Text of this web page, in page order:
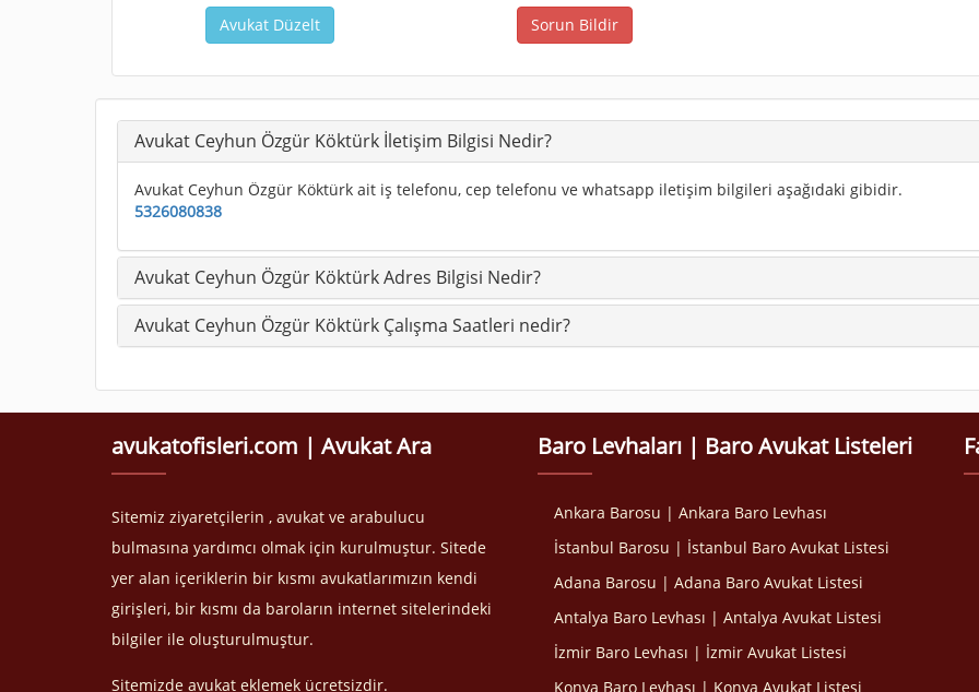
Avukat Düzelt Sorun Bildir
Avukat Ceyhun Özgür Köktürk İletişim Bilgisi Nedir?
Avukat Ceyhun Özgür Köktürk ait iş telefonu, cep telefonu ve whatsapp iletişim bilgileri aşağıdaki gibidir.
5326080838
Avukat Ceyhun Özgür Köktürk Adres Bilgisi Nedir?
Avukat Ceyhun Özgür Köktürk Çalışma Saatleri nedir?
avukatofisleri.com | Avukat Ara
Sitemiz ziyaretçilerin , avukat ve arabulucu
bulmasına yardımcı olmak için kurulmuştur. Sitede
yer alan içeriklerin bir kısmı avukatlarımızın kendi
girişleri, bir kısmı da baroların internet sitelerindeki
bilgiler ile oluşturulmuştur.
Sitemizde avukat eklemek ücretsizdir.
Baro Levhaları | Baro Avukat Listeleri
Ankara Barosu | Ankara Baro Levhası
İstanbul Barosu | İstanbul Baro Avukat Listesi
Adana Barosu | Adana Baro Avukat Listesi
Antalya Baro Levhası | Antalya Avukat Listesi
İzmir Baro Levhası | İzmir Avukat Listesi
Konya Baro Levhası | Konya Avukat Listesi